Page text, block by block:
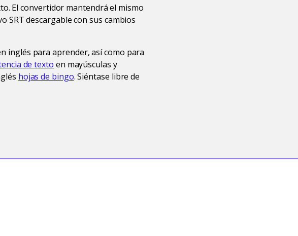
El convertidor mantendrá el mismo
SRT descargable con sus cambios
inglés para aprender, así como para
de texto en mayúsculas y
hojas de bingo. Siéntase libre de